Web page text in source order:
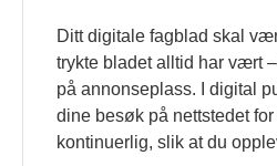
Ditt digitale fagblad skal
trykte bladet alltid har vært
på annonseplass. I digital
dine besøk på nettstedet
kontinuerlig, slik at du